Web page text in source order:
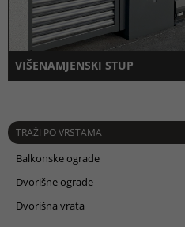
TRAŽI PO VRSTAMA
Balkonske ograde
Dvorišne ograde
Dvorišna vrata
VIŠENAMJENSKI STUP